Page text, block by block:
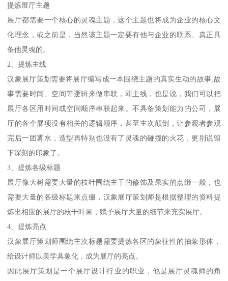
提炼展厅主题
展厅都需要一个核心的灵魂主题，这个主题也将成为企业的核心文
化理念，或之前是，当然该主题一定要有他与企业的联系、真正具
备他灵魂的。
2、提炼主线
汉象展厅策划需要将展厅编写成一本围绕主题的真实生动的故事,故
事需要时间、空间等逻辑来做串联，即主线，也是说，我们可以把
展厅各区用时间或空间顺序串联起来。不具备策划能力的公司，展
厅的各个展项没有相关的逻辑顺序，甚至主次颠倒，让参观者参观
完后一团雾水，造型再特别也没有了灵魂的碰撞的火花，更别说留
下深刻的印象了。
3、提炼各级标题
展厅像大树需要大量的枝叶围绕主干的修饰及果实的点缀一般，也
需要大量的各级标题来点缀，汉象展厅策划师是根据整理的资料提
炼出相应的展厅的枝干叶果，赋予展厅大量的细节来充实展厅。
4、提炼亮点
汉象展厅策划师围绕主次标题需要提炼各区的象征性的抽象形体，
给设计师以美学具象化，成为展厅的亮点。
因此展厅策划是一个展厅设计行业的职业，他是展厅灵魂师的角